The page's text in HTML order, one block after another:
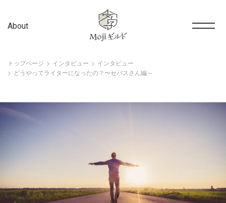
About
トップページ インタビュー
インタビュー
どうやってライターになったの？〜セバスさん編～